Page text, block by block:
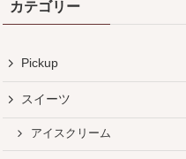
カテゴリー
Pickup
スイーツ
アイスクリーム